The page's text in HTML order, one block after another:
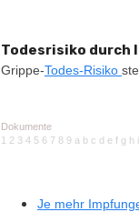
Todesrisiko durch
Grippe-Todes-Risiko
Dokumente
1 2 3 4 5 6 7 8 9 a b c d e f g h i
Je mehr